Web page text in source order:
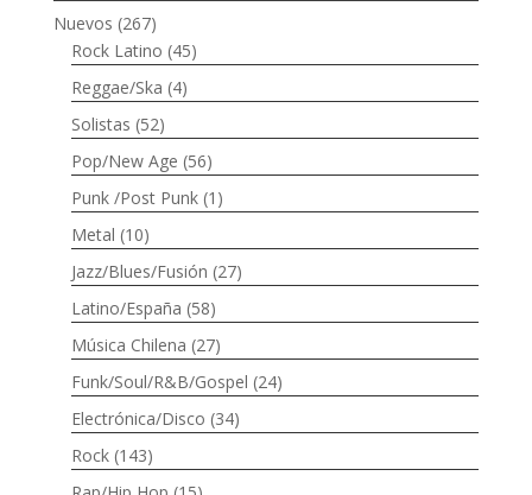
Nuevos (267)
Rock Latino (45)
Reggae/Ska (4)
Solistas (52)
Pop/New Age (56)
Punk /Post Punk (1)
Metal (10)
Jazz/Blues/Fusión (27)
Latino/España (58)
Música Chilena (27)
Funk/Soul/R&B/Gospel (24)
Electrónica/Disco (34)
Rock (143)